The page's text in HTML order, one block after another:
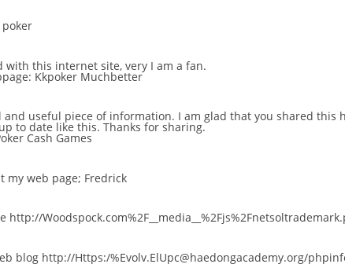
with this internet site, very I am a fan.
Kkpoker Muchbetter
and useful piece of information. I am glad that you shared this
to date like this. Thanks for sharing.
Cash Games
my web page; Fredrick
http://
blog http://Https:/%Evolv.ElUpc@haedongacademy.org/